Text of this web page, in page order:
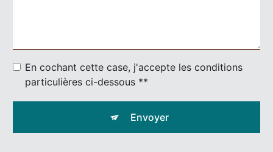
En cochant cette case, j'accepte les conditions
particulières ci-dessous **
Envoyer